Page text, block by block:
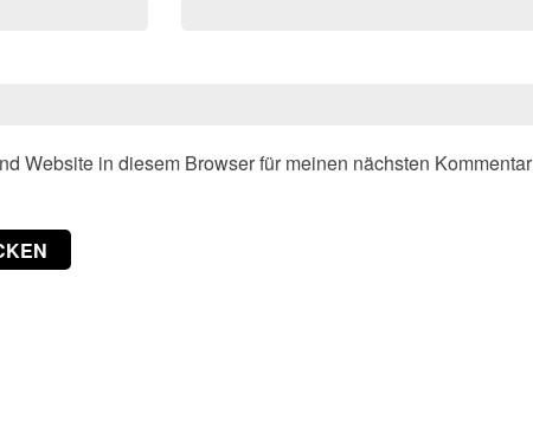
Website in diesem Browser für meinen nächsten Kommentar